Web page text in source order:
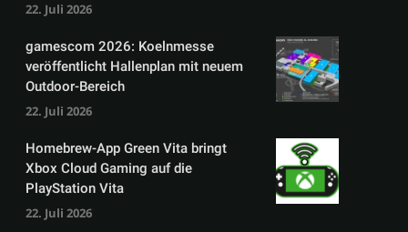
22. Juli 2026
gamescom 2026: Koelnmesse
veröffentlicht Hallenplan mit neuem
Outdoor-Bereich
22. Juli 2026
Homebrew-App Green Vita bringt
Xbox Cloud Gaming auf die
PlayStation Vita
22. Juli 2026